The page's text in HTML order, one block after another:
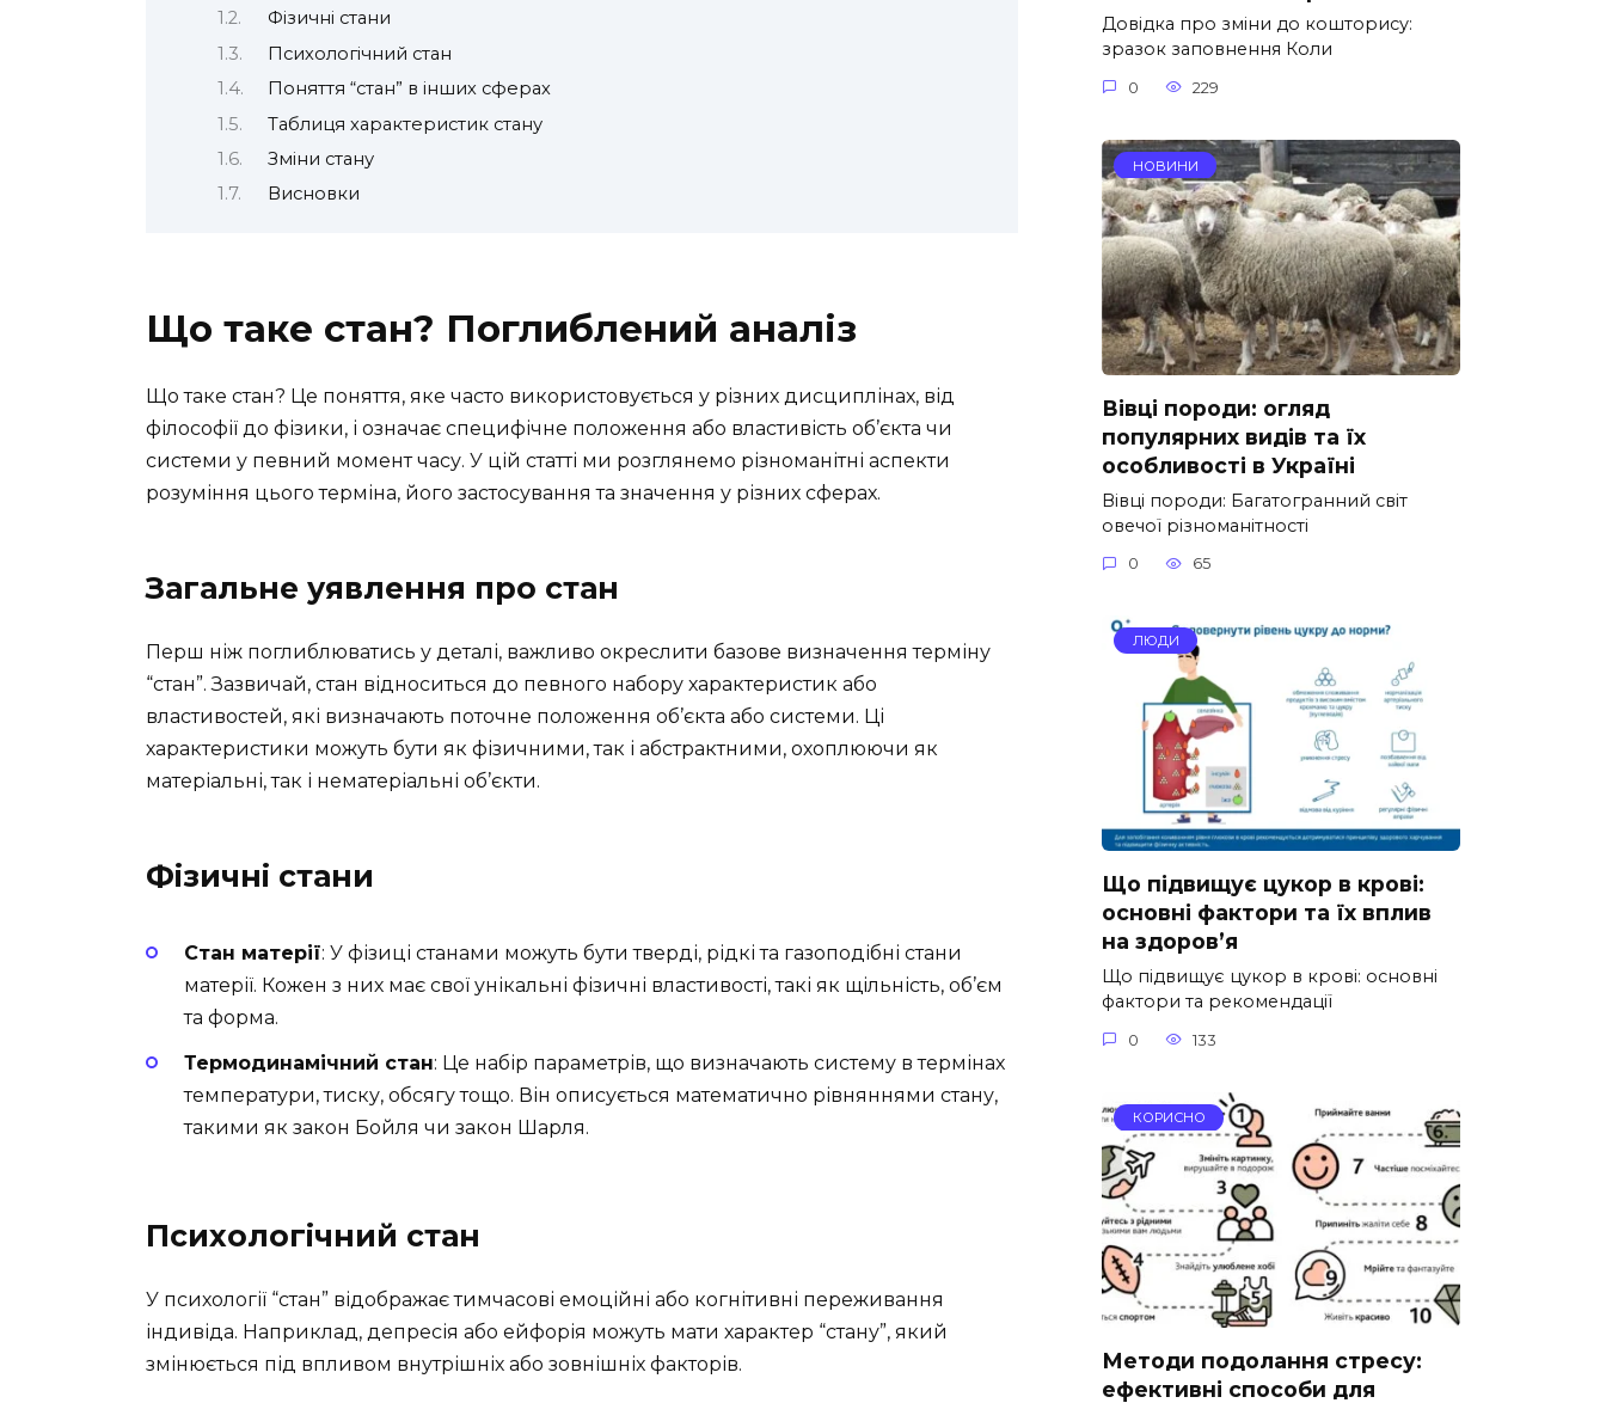
Фізичні стани
Психологічний стан
Поняття “стан” в інших сферах
Таблиця характеристик стану
Зміни стану
Висновки
Що таке стан? Поглиблений аналіз
Що таке стан? Це поняття, яке часто використовується у різних дисциплінах, від
філософії до фізики, і означає специфічне положення або властивість об’єкта чи
системи у певний момент часу. У цій статті ми розглянемо різноманітні аспекти
розуміння цього терміна, його застосування та значення у різних сферах.
Загальне уявлення про стан
Перш ніж поглиблюватись у деталі, важливо окреслити базове визначення терміну
“стан”. Зазвичай, стан відноситься до певного набору характеристик або
властивостей, які визначають поточне положення об’єкта або системи. Ці
характеристики можуть бути як фізичними, так і абстрактними, охоплюючи як
матеріальні, так і нематеріальні об’єкти.
Фізичні стани
Стан матерії: У фізиці станами можуть бути тверді, рідкі та газоподібні стани
матерії. Кожен з них має свої унікальні фізичні властивості, такі як щільність, об’єм
та форма.
Термодинамічний стан: Це набір параметрів, що визначають систему в термінах
температури, тиску, обсягу тощо. Він описується математично рівняннями стану,
такими як закон Бойля чи закон Шарля.
Психологічний стан
У психології “стан” відображає тимчасові емоційні або когнітивні переживання
індивіда. Наприклад, депресія або ейфорія можуть мати характер “стану”, який
змінюється під впливом внутрішніх або зовнішніх факторів.
Довідка про зміни до кошторису:
зразок заповнення Коли
0 229
НОВИНИ
Вівці породи: огляд
популярних видів та їх
особливості в Україні
Вівці породи: Багатогранний світ
овечої різноманітності
0 65
ЛЮДИ
Що підвищує цукор в крові:
основні фактори та їх вплив
на здоров’я
Що підвищує цукор в крові: основні
фактори та рекомендації
0 133
КОРИСНО
Методи подолання стресу:
ефективні способи для